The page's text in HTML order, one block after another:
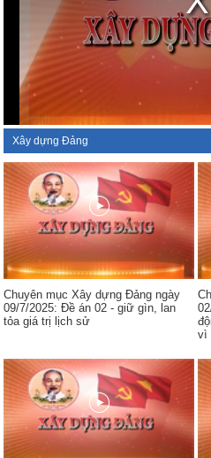
Xây dựng Đảng
Chuyên mục Xây dựng Đảng ngày
09/7/2025: Đề án 02 - giữ gìn, lan
tỏa giá trị lịch sử
vì